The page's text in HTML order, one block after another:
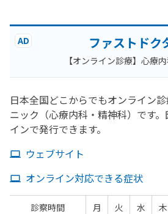
AD ファストドク
【オンライン診療】心療
日本全国どこからでもオンライン
ニック（心療内科・精神科）です
インで発行できます。
ウェブサイト
オンライン対応できる症状
診察時間 月 火 水 木